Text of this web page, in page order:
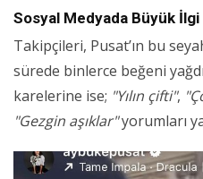
Sosyal Medyada Büyük İlgi
Takipçileri, Pusat’ın bu
sürede binlerce beğeni
karelerine ise; "Yılın çifti",
"Gezgin aşıklar"yorumları